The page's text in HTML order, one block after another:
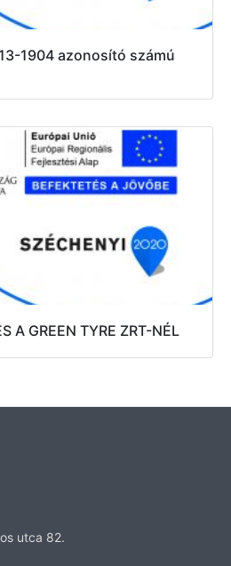
1904 azonosító számú
A GREEN TYRE ZRT-NÉL
utca 82.